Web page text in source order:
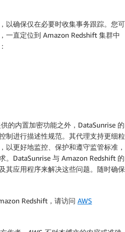
以确保仅在必要时收集事务跟踪。您可
一直定位到 Amazon Redshift 集群中
的内置加密功能之外，DataSunrise 的
制进行描述性规范。其代理支持更细粒
以更好地监控、保护和遵守监管标准，
。DataSunrise 与 Amazon Redshift 的
其应用程序来解决这些问题。随时确保
Redshift，请访问 AWS